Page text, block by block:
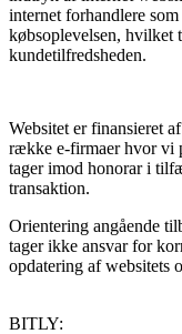
internet forhandlere
købsoplevelsen, hvilket
kundetilfredsheden.
Websitet er finansieret
række e-firmaer hvor vi
tager imod honorar i
transaktion.
Orientering angående
tager ikke ansvar for
opdatering af websitets
BITLY: